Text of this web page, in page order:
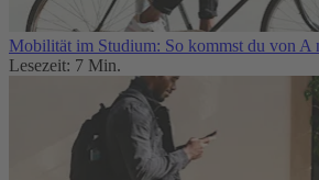
Mobilität im Studium: So kommst du von A
Lesezeit: 7 Min.